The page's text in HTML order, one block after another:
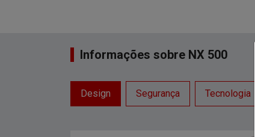
Informações sobre NX 500
Design Segurança Tecnologia